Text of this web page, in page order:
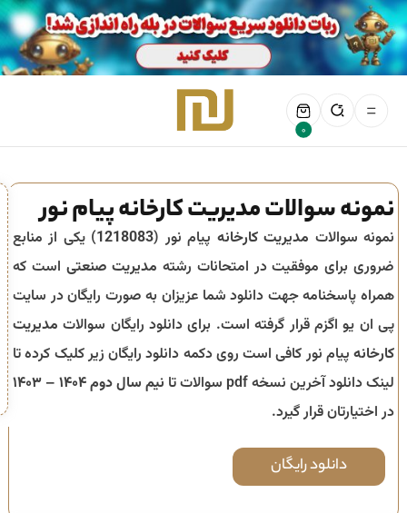
0
نمونه سوالات مدیریت کارخانه پیام نور
نمونه سوالات مدیریت کارخانه پیام نور (1218083) یکی از منابع
ضروری برای موفقیت در امتحانات رشته مدیریت صنعتی است که
همراه پاسخنامه جهت دانلود شما عزیزان به صورت رایگان در سایت
پی ان یو اگزم قرار گرفته است. برای دانلود رایگان سوالات مدیریت
کارخانه پیام نور کافی است روی دکمه دانلود رایگان زیر کلیک کرده تا
لینک دانلود آخرین نسخه pdf سوالات تا
نیم سال دوم ۱۴۰۴ – ۱۴۰۳
در اختیارتان قرار گیرد.
دانلود رایگان